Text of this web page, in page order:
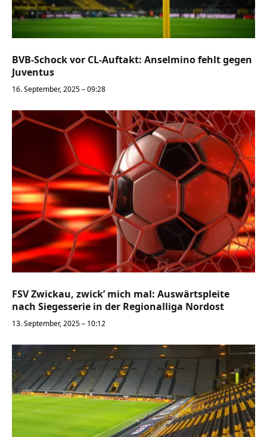
BVB-Schock vor CL-Auftakt: Anselmino fehlt gegen
Juventus
16. September, 2025 – 09:28
FSV Zwickau, zwick’ mich mal: Auswärtspleite
nach Siegesserie in der Regionalliga Nordost
13. September, 2025 – 10:12